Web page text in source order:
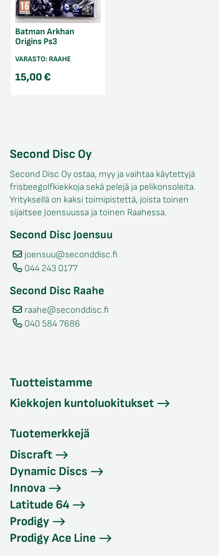
Batman Arkhan
Origins Ps3
VARASTO: RAAHE
15,00€
Second Disc Oy
Second Disc Oy ostaa, myy ja vaihtaa käytettyjä
frisbeegolfkiekkoja sekä pelejä ja pelikonsoleita.
Yrityksellä on kaksi toimipistettä, joista toinen
sijaitsee Joensuussa ja toinen Raahessa.
Second Disc Joensuu
joensuu@seconddisc.fi
044 243 0177
Second Disc Raahe
raahe@seconddisc.fi
040 584 7686
Tuotteistamme
Kiekkojen kuntoluokitukset
Tuotemerkkejä
Discraft
Dynamic Discs
Innova
Latitude 64
Prodigy
Prodigy Ace Line